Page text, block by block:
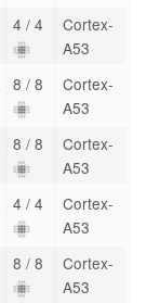
4 / 4
Cortex-
A53
8 / 8
Cortex-
A53
8 / 8
Cortex-
A53
4 / 4
Cortex-
A53
8 / 8
Cortex-
A53